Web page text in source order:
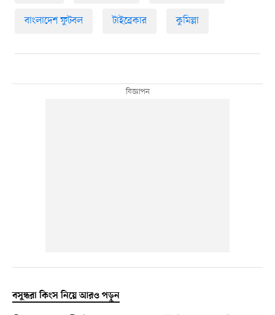
বাংলাদেশ ফুটবল টাইব্রেকার কুমিল্লা
বসুন্ধরা কিংস নিয়ে আরও পড়ুন